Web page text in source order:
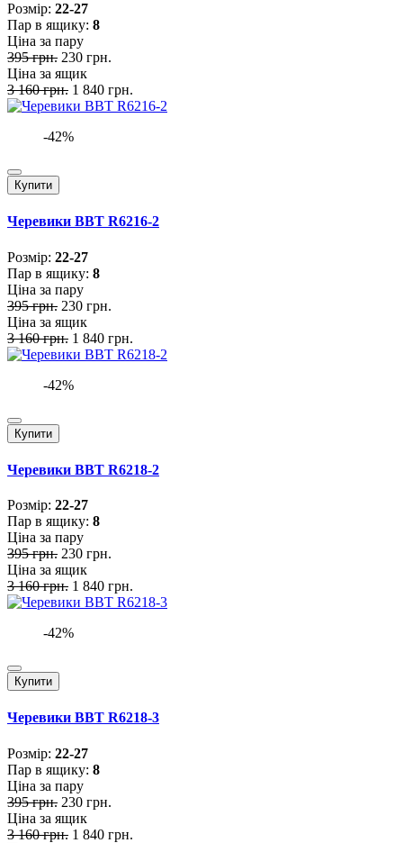
Розмiр: 22-27
Пар в ящику: 8
Ціна за пару
395 грн. 230 грн.
Ціна за ящик
3 160 грн. 1 840 грн.
-42%
Купити
Черевики BBT R6216-2
Розмiр: 22-27
Пар в ящику: 8
Ціна за пару
395 грн. 230 грн.
Ціна за ящик
3 160 грн. 1 840 грн.
-42%
Купити
Черевики BBT R6218-2
Розмiр: 22-27
Пар в ящику: 8
Ціна за пару
395 грн. 230 грн.
Ціна за ящик
3 160 грн. 1 840 грн.
-42%
Купити
Черевики BBT R6218-3
Розмiр: 22-27
Пар в ящику: 8
Ціна за пару
395 грн. 230 грн.
Ціна за ящик
3 160 грн. 1 840 грн.